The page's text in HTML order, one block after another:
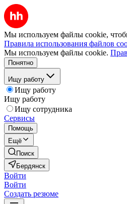
Мы используем файлы cookie,
Правила использования файлов
Мы используем файлы cookie.
Понятно
Ищу работу
Ищу работу
Ищу работу
Ищу сотрудника
Сервисы
Помощь
Ещё
Поиск
Бердянск
Войти
Войти
Создать резюме